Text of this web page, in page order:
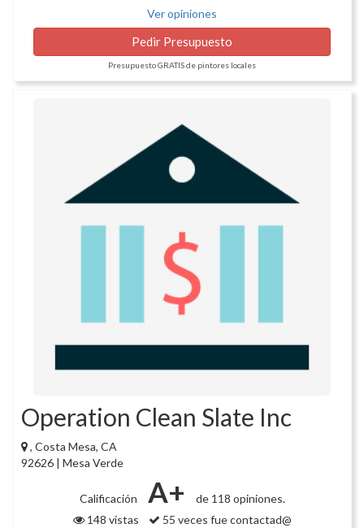
Ver opiniones
Pedir Presupuesto
Presupuesto GRATIS de pintores locales
Operation Clean Slate Inc
, Costa Mesa, CA
92626 | Mesa Verde
Calificación A+
de 118 opiniones.
148 vistas
55 veces fue contactad@